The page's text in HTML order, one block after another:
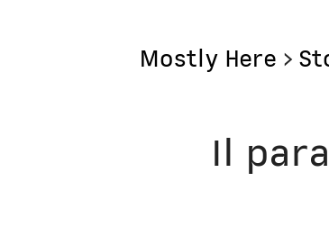
Mostly Here >
Mostly
Mostly
Il